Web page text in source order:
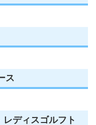
ス
ディスゴルフト